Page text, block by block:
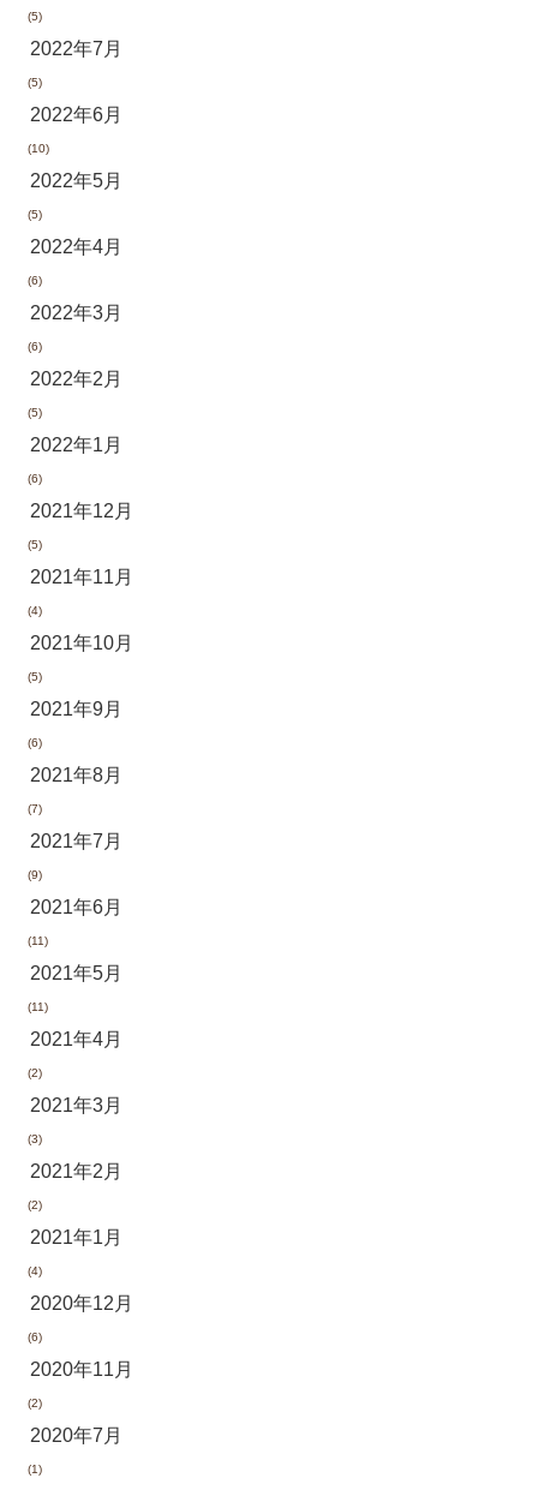
(5)
2022年7月
(5)
2022年6月
(10)
2022年5月
(5)
2022年4月
(6)
2022年3月
(6)
2022年2月
(5)
2022年1月
(6)
2021年12月
(5)
2021年11月
(4)
2021年10月
(5)
2021年9月
(6)
2021年8月
(7)
2021年7月
(9)
2021年6月
(11)
2021年5月
(11)
2021年4月
(2)
2021年3月
(3)
2021年2月
(2)
2021年1月
(4)
2020年12月
(6)
2020年11月
(2)
2020年7月
(1)